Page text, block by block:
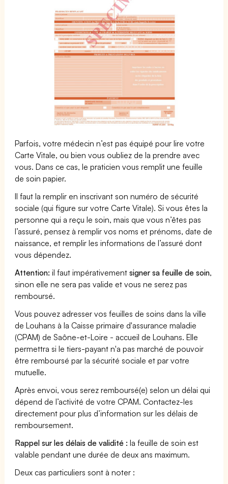
Parfois, votre médecin n’est pas équipé pour lire votre
Carte Vitale, ou bien vous oubliez de la prendre avec
vous. Dans ce cas, le praticien vous remplit une feuille
de soin papier.
Il faut la remplir en inscrivant son numéro de sécurité
sociale (qui figure sur votre Carte Vitale). Si vous êtes la
personne qui a reçu le soin, mais que vous n’êtes pas
l’assuré, pensez à remplir vos noms et prénoms, date de
naissance, et remplir les informations de l’assuré dont
vous dépendez.
Attention: il faut impérativementsigner sa feuille de soin,
sinon elle ne sera pas valide et vous ne serez pas
remboursé.
Vous pouvez adresser vos feuilles de soins dans la ville
de Louhans à la Caisse primaire d'assurance maladie
(CPAM) de Saône-et-Loire - accueil de Louhans. Elle
permettra si le tiers-payant n'a pas marché de pouvoir
être remboursé par la sécurité sociale et par votre
mutuelle.
Après envoi, vous serez remboursé(e) selon un délai qui
dépend de l’activité de votre CPAM. Contactez-les
directement pour plus d’information sur les délais de
remboursement.
Rappel sur les délais de validité : la feuille de soin est
valable pendant une durée de deux ans maximum.
Deux cas particuliers sont à noter :